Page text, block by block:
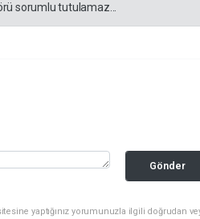
sorumlu tutulamaz...
Gönder
yaptığınız yorumunuzla ilgili doğrudan